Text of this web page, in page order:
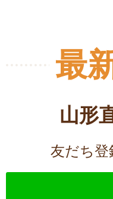
最
山形
友だち登